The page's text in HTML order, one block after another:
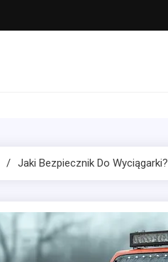
Jaki Bezpiecznik Do Wyciągarki?